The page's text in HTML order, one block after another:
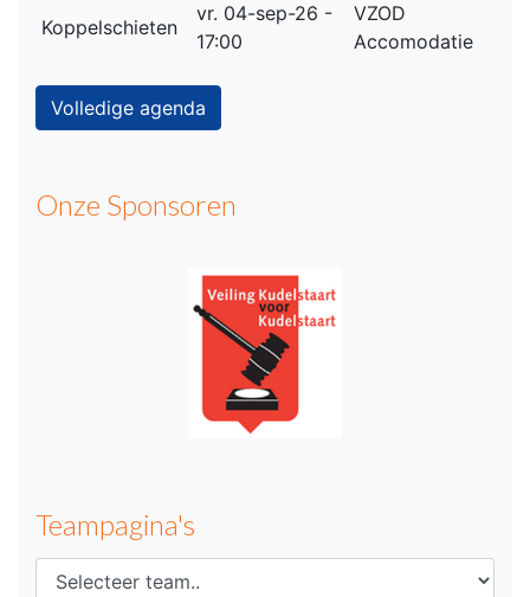
Koppelschieten
vr. 04-sep-26 -
17:00
VZOD
Accomodatie
Volledige agenda
Onze Sponsoren
Teampagina's